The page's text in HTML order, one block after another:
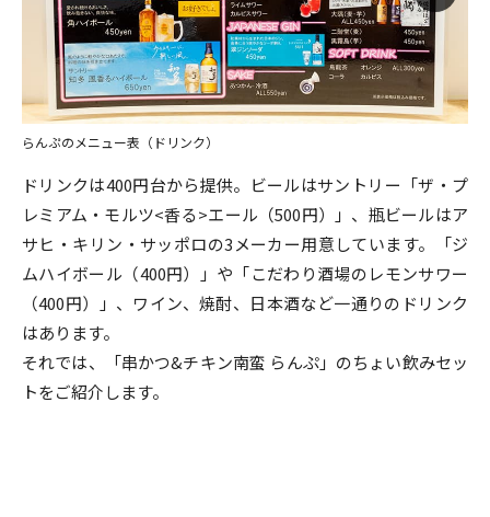
らんぷのメニュー表（ドリンク）
ドリンクは400円台から提供。ビールはサントリー「ザ・プ
レミアム・モルツ<香る>エール（500円）」、瓶ビールはア
サヒ・キリン・サッポロの3メーカー用意しています。「ジ
ムハイボール（400円）」や「こだわり酒場のレモンサワー
（400円）」、ワイン、焼酎、日本酒など一通りのドリンク
はあります。
それでは、「串かつ&チキン南蛮 らんぷ」のちょい飲みセッ
トをご紹介します。